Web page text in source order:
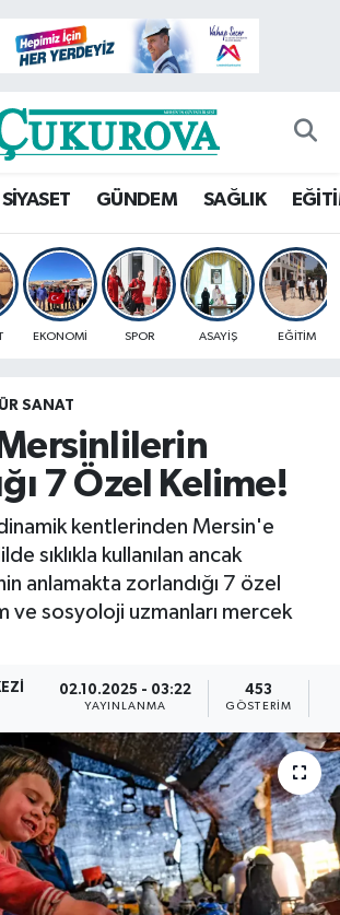
SİYASET GÜNDEM SAĞLIK
EKONOMİ SPOR ASAYİŞ EĞİTİM
SANAT
7 Özel Kelime!
kentlerinden Mersin'e
sıklıkla kullanılan ancak
anlamakta zorlandığı 7 özel
ve sosyoloji uzmanları mercek
02.10.2025 - 03:22
YAYINLANMA
453
GÖSTERIM
Durumu
Vakitleri
Yoğunluk Haritası
Durumu ve Fikstür